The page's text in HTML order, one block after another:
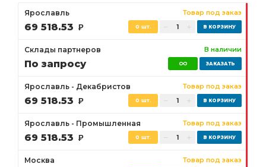
Ярославль Товар под заказ
69 518.53 Р 0 шт.
Склады партнеров В наличии
По запросу
Ярославль - Декабристов Товар под заказ
69 518.53 Р 0 шт.
Ярославль - Промышленная Товар под заказ
69 518.53 Р 0 шт.
Москва Товар под заказ